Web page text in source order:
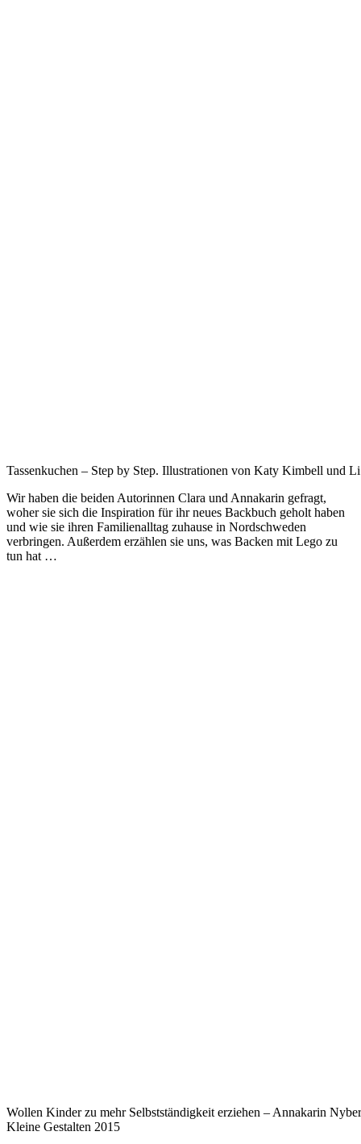
Tassenkuchen – Step by Step. Illustrationen von Katy Kimbell und
Wir haben die beiden Autorinnen Clara und Annakarin gefragt,
woher sie sich die Inspiration für ihr neues Backbuch geholt haben
und wie sie ihren Familienalltag zuhause in Nordschweden
verbringen. Außerdem erzählen sie uns, was Backen mit Lego zu
tun hat …
Wollen Kinder zu mehr Selbstständigkeit erziehen – Annakarin
Kleine Gestalten 2015